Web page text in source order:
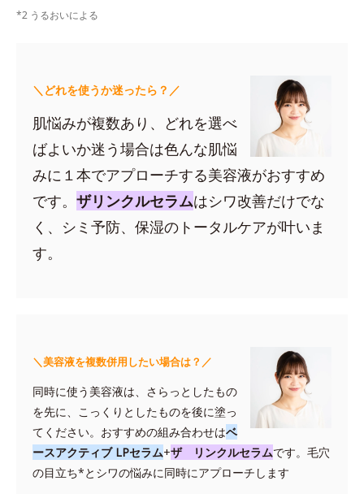
*2 うるおいによる
＼どれを使うか迷ったら？／
肌悩みが複数あり、どれを選べ
ばよいか迷う場合は色んな肌悩
みに１本でアプローチする美容液がおすすめ
です。 ザリンクルセラムはシワ改善だけでな
く、シミ予防、保湿のトータルケアが叶いま
す。
＼美容液を複数併用したい場合は？／
同時に使う美容液は、さらっとしたもの
を先に、こっくりとしたものを後に塗っ
てください。おすすめの組み合わせはベ
ースアクティブ LPセラム+ザ リンクルセラムです。毛穴
の目立ち*とシワの悩みに同時にアプローチします